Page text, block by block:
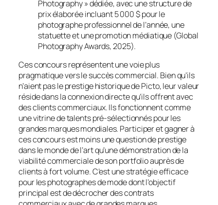
Photography » dédiée, avec une structure de
prix élaborée incluant 5 000 $ pour le
photographe professionnel de l’année, une
statuette et une promotion médiatique (Global
Photography Awards, 2025).
Ces concours représentent une voie plus
pragmatique vers le succès commercial. Bien qu’ils
n’aient pas le prestige historique de Picto, leur valeur
réside dans la connexion directe qu’ils offrent avec
des clients commerciaux. Ils fonctionnent comme
une vitrine de talents pré-sélectionnés pour les
grandes marques mondiales. Participer et gagner à
ces concours est moins une question de prestige
dans le monde de l’art qu’une démonstration de la
viabilité commerciale de son portfolio auprès de
clients à fort volume. C’est une stratégie efficace
pour les photographes de mode dont l’objectif
principal est de décrocher des contrats